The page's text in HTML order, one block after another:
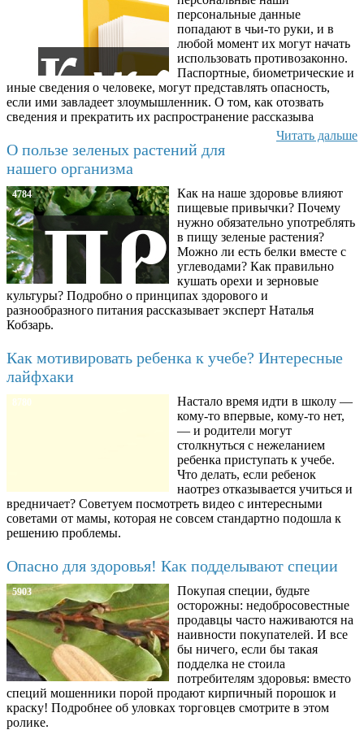
персональные данные
попадают в чьи-то руки, и в
любой момент их могут начать
использовать противозаконно.
Паспортные, биометрические и
иные сведения о человеке, могут представлять опасность,
если ими завладеет злоумышленник. О том, как отозвать
сведения и прекратить их распространение рассказыва
Читать дальше
О пользе зеленых растений для
нашего организма
4784
Как на наше здоровье влияют
пищевые привычки? Почему
нужно обязательно употреблять
в пищу зеленые растения?
Можно ли есть белки вместе с
углеводами? Как правильно
кушать орехи и зерновые
культуры? Подробно о принципах здорового и
разнообразного питания рассказывает эксперт Наталья
Кобзарь.
Как мотивировать ребенка к учебе? Интересные
лайфхаки
8780
Настало время идти в школу —
кому-то впервые, кому-то нет,
— и родители могут
столкнуться с нежеланием
ребенка приступать к учебе.
Что делать, если ребенок
наотрез отказывается учиться и
вредничает? Советуем посмотреть видео с интересными
советами от мамы, которая не совсем стандартно подошла к
решению проблемы.
Опасно для здоровья! Как подделывают специи
5903
Покупая специи, будьте
осторожны: недобросовестные
продавцы часто наживаются на
наивности покупателей. И все
бы ничего, если бы такая
подделка не стоила
потребителям здоровья: вместо
специй мошенники порой продают кирпичный порошок и
краску! Подробнее об уловках торговцев смотрите в этом
ролике.